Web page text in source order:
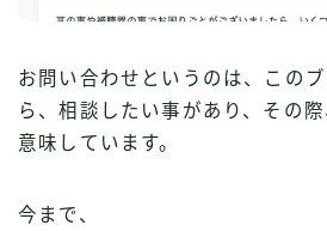
お問い合わせというのは、この
ら、相談したい事があり、その
意味しています。
今まで、